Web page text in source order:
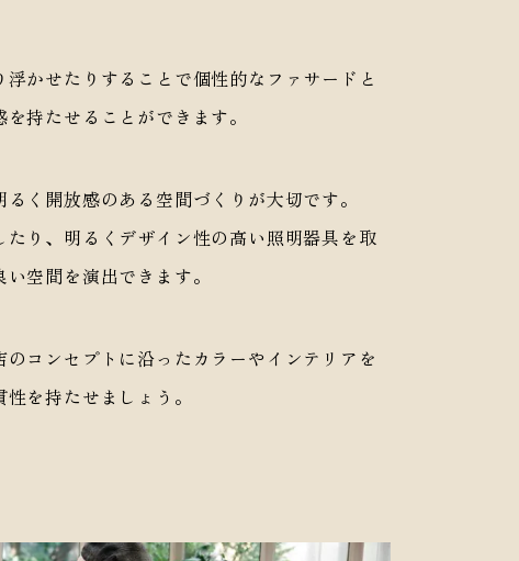
インフォメーション
私たちについて
TO ARCHITECTS
フェで無料相談
かせたりすることで個性的なファサードと
持たせることができます。
く開放感のある空間づくりが大切です。
り、明るくデザイン性の高い照明器具を取
空間を演出できます。
コンセプトに沿ったカラーやインテリアを
を持たせましょう。